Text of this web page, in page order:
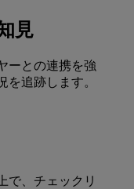
見
ーとの連携を強
を追跡します。
で、チェックリ